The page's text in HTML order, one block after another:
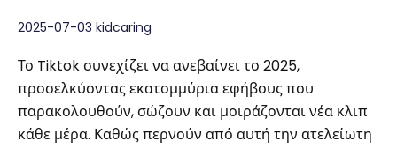
2025-07-03 kidcaring
Το Tiktok συνεχίζει να ανεβαίνει το 2025,
προσελκύοντας εκατομμύρια εφήβους που
παρακολουθούν, σώζουν και μοιράζονται νέα κλιπ
κάθε μέρα. Καθώς περνούν από αυτή την ατελείωτη